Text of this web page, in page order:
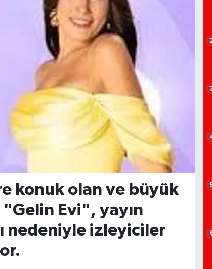
konuk olan ve büyük
Evi", yayın
nedeniyle izleyiciler